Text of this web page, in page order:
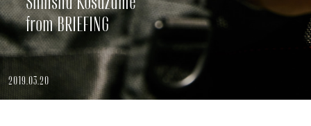
from BRIEFING
2019.03.20